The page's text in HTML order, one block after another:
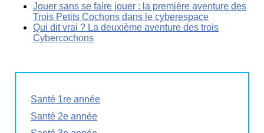
Jouer sans se faire jouer : la première aventure des
Trois Petits Cochons dans le cyberespace
Qui dit vrai ? La deuxième aventure des trois
Cybercochons
Santé 1re année
Santé 2e année